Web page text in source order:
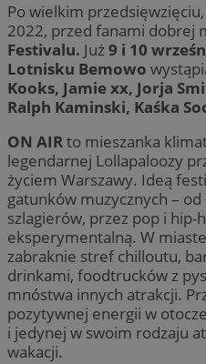
Po wielkim przedsięwzięciu,
2022, przed fanami dobrej
Festivalu. Już9 i 10
Lotnisku Bemowo
Kooks, Jamie xx, Jorja
Ralph Kaminski, Kaśka
ON AIRto mieszanka
legendarnej Lollapaloozy
życiem Warszawy. Ideą
gatunków muzycznych –
szlagierów, przez pop i hip-
eksperymentalną. W
zabraknie stref chilloutu,
drinkami, foodtrucków z
mnóstwa innych atrakcji.
pozytywnej energii w
i jedynej w swoim rodzaju
wakacji.